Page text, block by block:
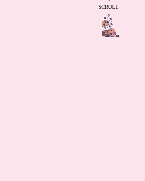
SCROLL